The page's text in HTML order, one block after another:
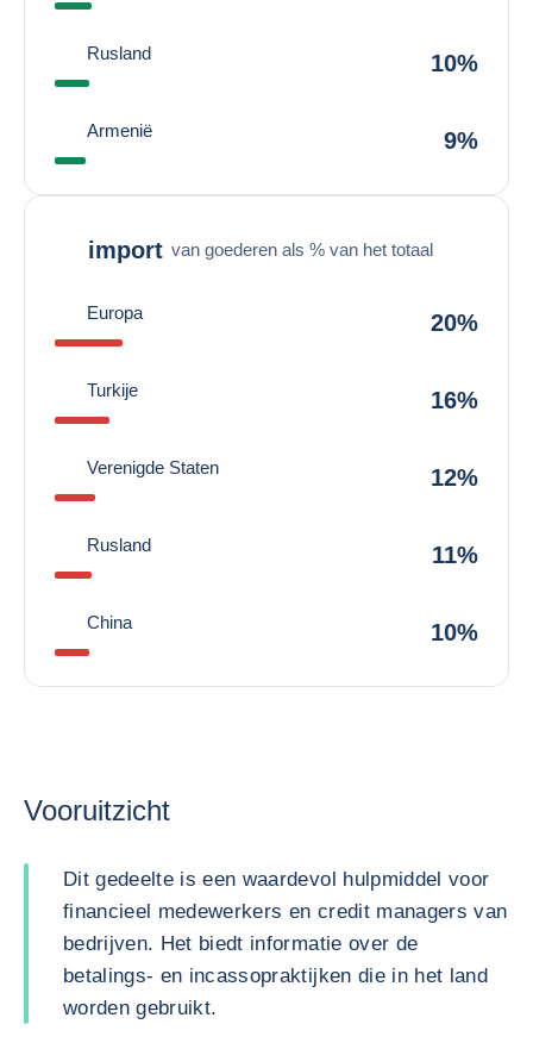
Rusland 10%
Armenië 9%
import van goederen als % van het totaal
Europa 20%
Turkije 16%
Verenigde Staten 12%
Rusland 11%
China 10%
Vooruitzicht
Dit gedeelte is een waardevol hulpmiddel voor
financieel medewerkers en credit managers van
bedrijven. Het biedt informatie over de
betalings- en incassopraktijken die in het land
worden gebruikt.